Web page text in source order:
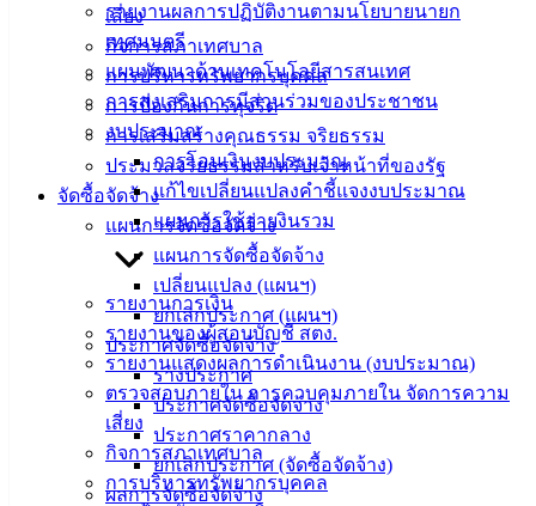
เสี่ยง
กิจการสภาเทศบาล
การบริหารทรัพยากรบุคคล
การป้องกันการทุจริต
การเสริมสร้างคุณธรรม จริยธรรม
ประมวลจริยธรรมสำหรับเจ้าหน้าที่ของรัฐ
จัดซื้อจัดจ้าง
แผนการจัดซื้อจัดจ้าง
แผนการจัดซื้อจัดจ้าง
เปลี่ยนแปลง (แผนฯ)
ยกเลิกประกาศ (แผนฯ)
ประกาศจัดซื้อจัดจ้าง
ร่างประกาศ
ประกาศจัดซื้อจัดจ้าง
ประกาศราคากลาง
ยกเลิกประกาศ (จัดซื้อจัดจ้าง)
ผลการจัดซื้อจัดจ้าง
รายงานผลการปฏิบัติงานตามนโยบายนายก
เทศมนตรี
แผนพัฒนาด้านเทคโนโลยีสารสนเทศ
การส่งเสริมการมีส่วนร่วมของประชาชน
งบประมาณ
การโอนเงินงบประมาณ
แก้ไขเปลี่ยนแปลงคำชี้แจงงบประมาณ
แผนการใช้จ่ายงินรวม
รายงานการเงิน
รายงานของผู้สอบบัญชี สตง.
รายงานแสดงผลการดำเนินงาน (งบประมาณ)
ตรวจสอบภายใน การควบคุมภายใน จัดการความ
เสี่ยง
กิจการสภาเทศบาล
การบริหารทรัพยากรบุคคล
เทศบาล
สายตรง
นายก
ประวัติ
เทศบาล
ผู้บริหาร
ราชการ
เทศบาล
สงวนลิขสิทธิ์ © 2563 เทศบาลเมืองอ่างศิลา จังหวัดชลบุรี |
angsilacity.go.th | Powered byBuuscript